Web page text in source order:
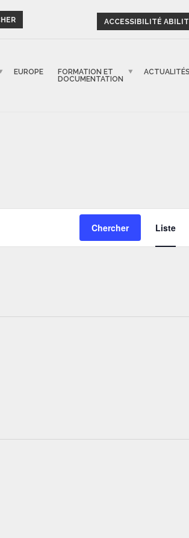
ACCESSIBILITÉ
EUROPE
FORMATION ET
DOCUMENTATION
ACTUALITÉS
Chercher Liste